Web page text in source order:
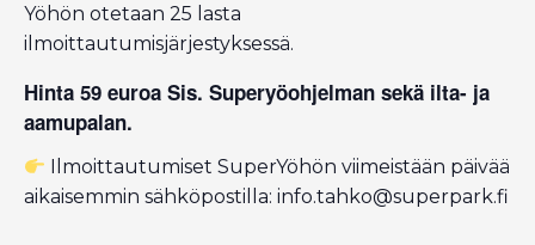
Yöhön otetaan 25 lasta
ilmoittautumisjärjestyksessä.
Hinta 59 euroa Sis. Superyöohjelman sekä ilta- ja
aamupalan.
Ilmoittautumiset SuperYöhön viimeistään päivää
aikaisemmin sähköpostilla: info.tahko@superpark.fi